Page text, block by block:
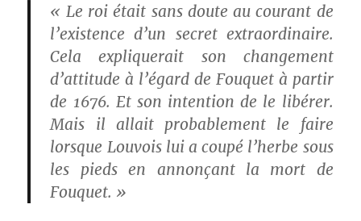
« Le roi était sans doute au courant de
l’existence d’un secret extraordinaire.
Cela expliquerait son changement
d’attitude à l’égard de Fouquet à partir
de 1676. Et son intention de le libérer.
Mais il allait probablement le faire
lorsque Louvois lui a coupé l’herbe sous
les pieds en annonçant la mort de
Fouquet. »